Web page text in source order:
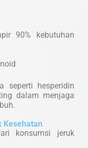
90% kebutuhan
seperti hesperidin
dalam menjaga
Kesehatan
konsumsi jeruk